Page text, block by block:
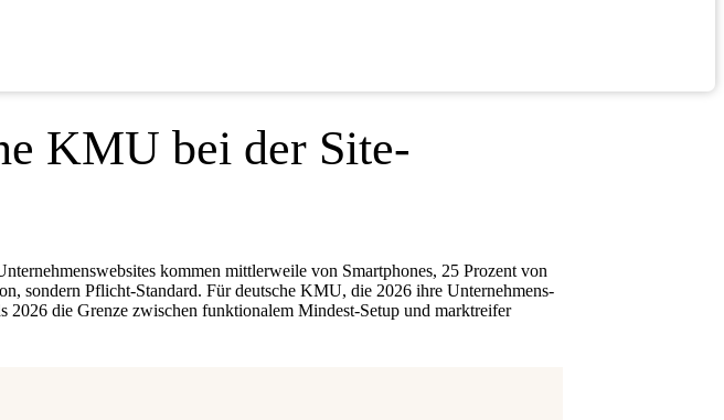
KMU bei der Site-
kommen mittlerweile von Smartphones, 25 Prozent von
sondern Pflicht-Standard. Für deutsche KMU, die 2026 ihre Unternehmens-
2026 die Grenze zwischen funktionalem Mindest-Setup und marktreifer